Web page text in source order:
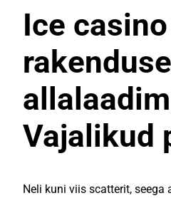
Ice
rakenduse
Vajalikud
Neli kuni viis scatterit, seega